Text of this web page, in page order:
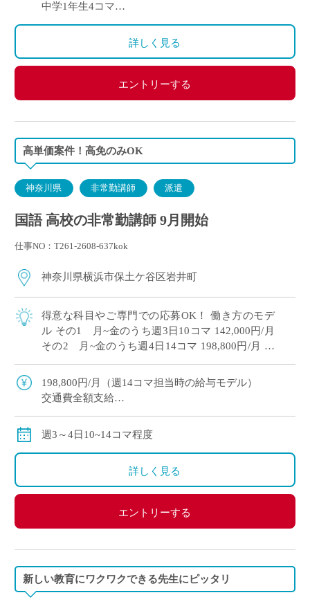
中学1年生4コマ
詳しく見る
エントリーする
高単価案件！高免のみOK
神奈川県 非常勤講師 派遣
国語 高校の非常勤講師 9月開始
仕事NO：T261-2608-637kok
神奈川県横浜市保土ケ谷区岩井町
得意な科目やご専門での応募OK！ 働き方のモデ
ル その1 月~金のうち週3日10コマ 142,000円/月
その2 月~金のうち週4日14コマ 198,800円/月 共
上部など […]
198,800円/月（週14コマ担当時の給与モデル）
交通費全額支給
週3～4日10~14コマ程度
詳しく見る
エントリーする
新しい教育にワクワクできる先生にピッタリ